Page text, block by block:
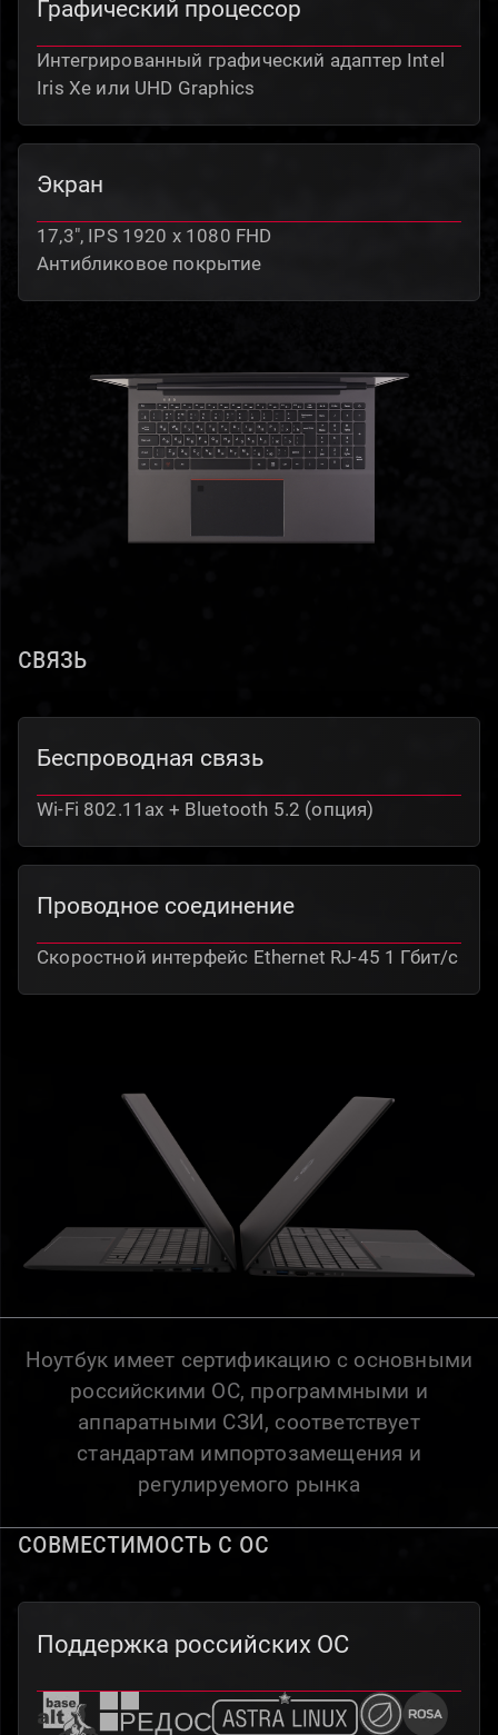
Графический процессор
Интегрированный графический адаптер Intel
Iris Xе или UHD Graphics
Экран
17,3", IPS 1920 x 1080 FHD
Антибликовое покрытие
СВЯЗЬ
Беспроводная связь
Wi-Fi 802.11ax + Bluetooth 5.2 (опция)
Проводное соединение
Скоростной интерфейс Ethernet RJ-45 1 Гбит/с
Ноутбук имеет сертификацию с основными
российскими ОС, программными и
аппаратными СЗИ, соответствует
стандартам импортозамещения и
регулируемого рынка
СОВМЕСТИМОСТЬ С ОС
Поддержка российских ОС